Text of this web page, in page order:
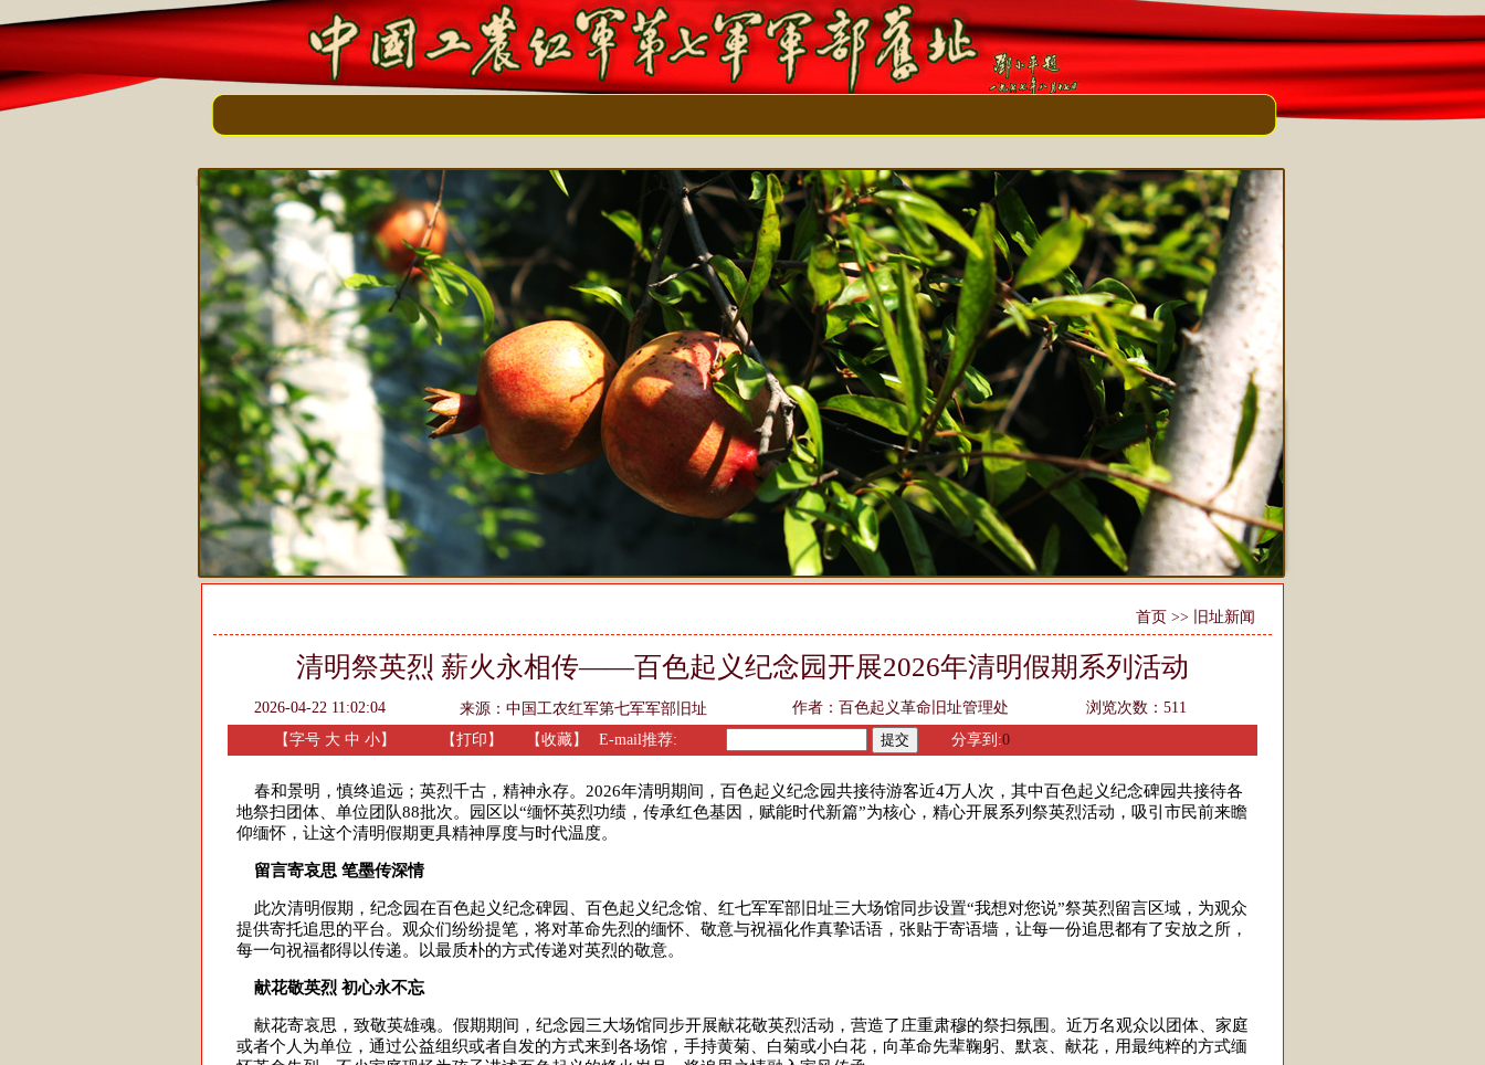
首页 >> 旧址新闻
清明祭英烈 薪火永相传——百色起义纪念园开展2026年清明假期系列活动
2026-04-22 11:02:04 来源： 中国工农红军第七军军部旧址 作者：百色起义革命旧址管理处 浏览次数： 511
【字号 大 中 小】 【打印 】 【收藏】 E-mail推荐: 分享到:0
春和景明，慎终追远；英烈千古，精神永存。2026年清明期间，百色起义纪念园共接待游客近4万人次，其中百色起义纪念碑园共接待各
地祭扫团体、单位团队88批次。园区以“缅怀英烈功绩，传承红色基因，赋能时代新篇”为核心，精心开展系列祭英烈活动，吸引市民前来瞻
仰缅怀，让这个清明假期更具精神厚度与时代温度。
留言寄哀思 笔墨传深情
此次清明假期，纪念园在百色起义纪念碑园、百色起义纪念馆、红七军军部旧址三大场馆同步设置“我想对您说”祭英烈留言区域，为观众
提供寄托追思的平台。观众们纷纷提笔，将对革命先烈的缅怀、敬意与祝福化作真挚话语，张贴于寄语墙，让每一份追思都有了安放之所，
每一句祝福都得以传递。以最质朴的方式传递对英烈的敬意。
献花敬英烈 初心永不忘
献花寄哀思，致敬英雄魂。假期期间，纪念园三大场馆同步开展献花敬英烈活动，营造了庄重肃穆的祭扫氛围。近万名观众以团体、家庭
或者个人为单位，通过公益组织或者自发的方式来到各场馆，手持黄菊、白菊或小白花，向革命先辈鞠躬、默哀、献花，用最纯粹的方式缅